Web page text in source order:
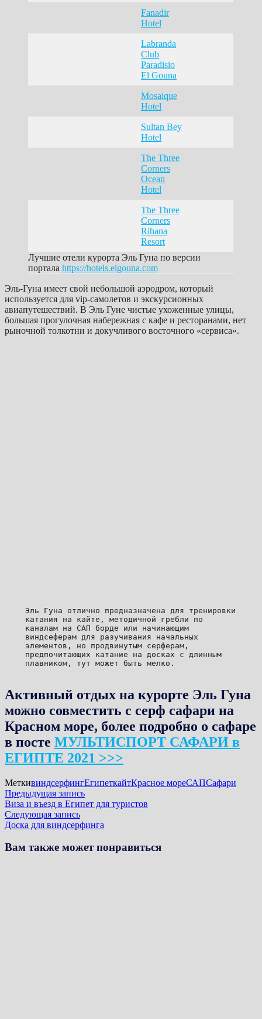
Fanadir
Hotel
Labranda
Club
Paradisio
El Gouna
Mosaique
Hotel
Sultan Bey
Hotel
The Three
Corners
Ocean
Hotel
The Three
Corners
Rihana
Resort
Лучшие отели курорта Эль Гуна по версии
портала https://hotels.elgouna.com
Эль-Гуна имеет свой небольшой аэродром, который
используется для vip-самолетов и экскурсионных
авиапутешествий. В Эль Гуне чистые ухоженные улицы,
большая прогулочная набережная с кафе и ресторанами, нет
рыночной толкотни и докучливого восточного «сервиса».
Эль Гуна отлично предназначена для тренировки
катания на кайте, методичной гребли по
каналам на САП борде или начинающим
виндсеферам для разучивания начальных
элементов, но продвинутым серферам,
предпочитающих катание на досках с длинным
плавником, тут может быть мелко.
Активный отдых на курорте Эль Гуна
можно совместить с серф сафари на
Красном море, более подробно о сафаре
в посте МУЛЬТИСПОРТ САФАРИ в
ЕГИПТЕ 2021 >>>
МеткивиндсерфингЕгипеткайтКрасное мореСАПСафари
Навигация
по
записям
Предыдущая записьПредыдущая
запись:
Виза и въезд в Египет для туристов
Следующая записьСледующая
запись:
Доска для виндсерфинга
Вам также может понравиться